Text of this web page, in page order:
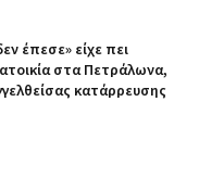
έπεσε» είχε πει
στα Πετράλωνα,
κατάρρευσης